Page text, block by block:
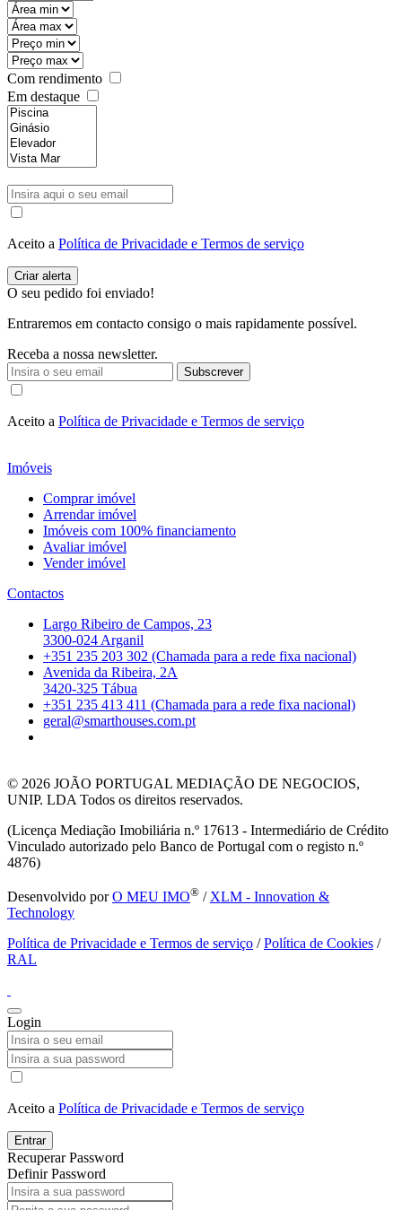
Com rendimento
Em destaque
Aceito a Política de Privacidade e Termos de serviço
O seu pedido foi enviado!
Entraremos em contacto consigo o mais rapidamente possível.
Receba a nossa newsletter.
Subscrever
Aceito a Política de Privacidade e Termos de serviço
Imóveis
Comprar imóvel
Arrendar imóvel
Imóveis com 100% financiamento
Avaliar imóvel
Vender imóvel
Contactos
Largo Ribeiro de Campos, 23
3300-024 Arganil
+351 235 203 302 (Chamada para a rede fixa nacional)
Avenida da Ribeira, 2A
3420-325 Tábua
+351 235 413 411 (Chamada para a rede fixa nacional)
geral@smarthouses.com.pt
© 2026 JOÃO PORTUGAL MEDIAÇÃO DE NEGOCIOS,
UNIP. LDA Todos os direitos reservados.
(Licença Mediação Imobiliária n.º 17613 - Intermediário de Crédito
Vinculado autorizado pelo Banco de Portugal com o registo n.º
4876)
Desenvolvido porO MEU IMO® / XLM - Innovation &
Technology
Política de Privacidade e Termos de serviço /Política de Cookies /
RAL
Login
Aceito a Política de Privacidade e Termos de serviço
Entrar
Recuperar Password
Definir Password